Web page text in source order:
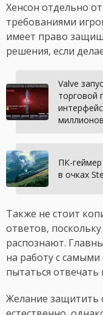
Хенсон отдельно
требованиями
имеет право
решения, если
Valve
торговой
ПК-
в очках
Также не стоит
ответов,
распознают.
на работу с
пытаться
Желание защитить